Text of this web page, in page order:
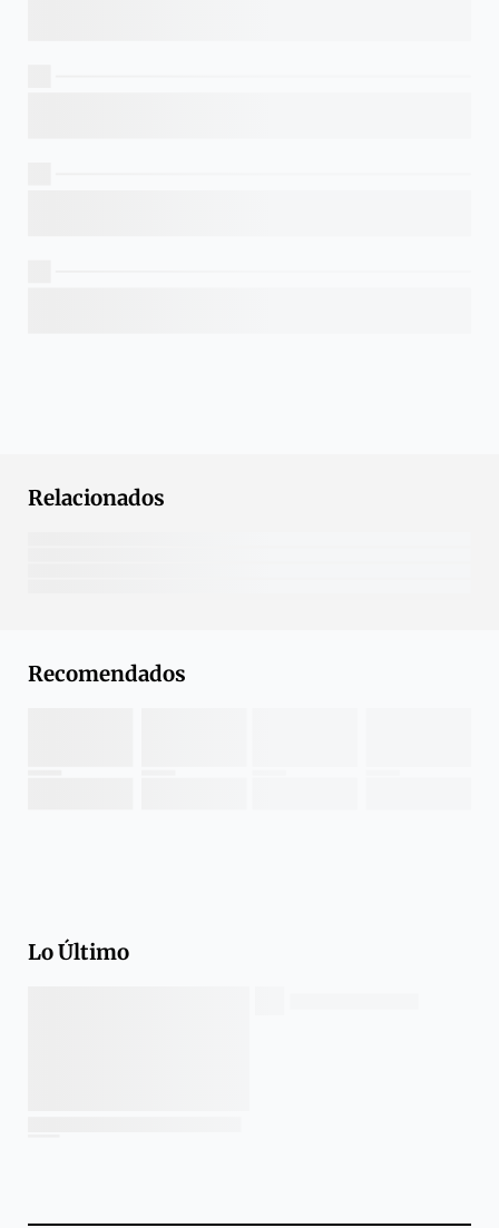
Relacionados
Recomendados
Lo Último